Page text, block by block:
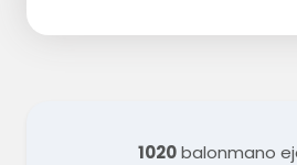
1020balonmano